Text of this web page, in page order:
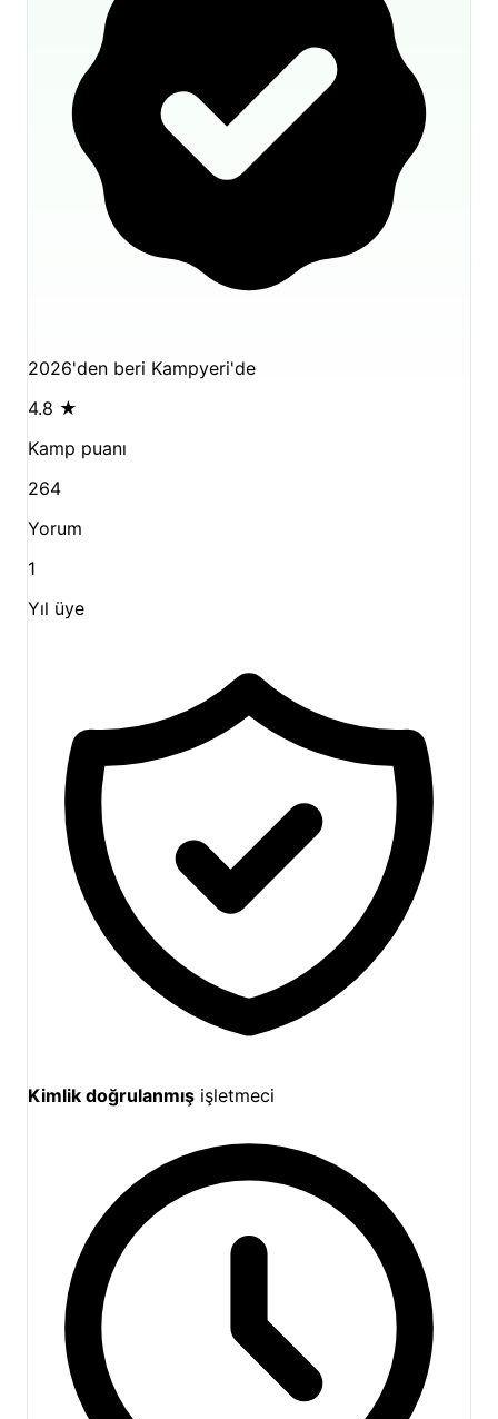
2026'den beri Kampyeri'de
4.8 ★
Kamp puanı
264
Yorum
1
Yıl üye
Kimlik doğrulanmış işletmeci